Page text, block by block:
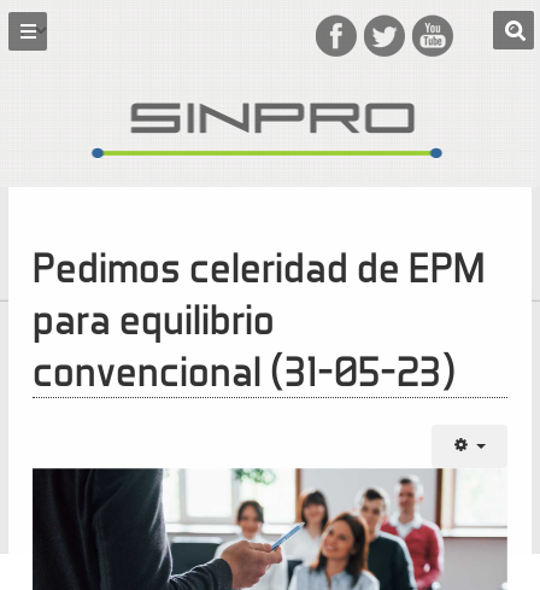
Pedimos celeridad de EPM
para equilibrio
convencional (31-05-23)